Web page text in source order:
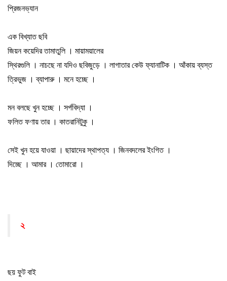
প্রিজনভ্যান
এক বিখ্যাত ছবি
জিয়ন কয়েদির তামাতুলি । মায়াময়ালের
স্থিরগুলি । নাচছে না যদিও ছবিজুড়ে । লাগাতার কেউ ফ্যানাটিক । আঁকায় ব্যস্ত
ত্রিভুজ ।ব্যাপারু । মনে হচ্ছে ।
মন বলছে খুন হচ্ছে । সর্পবিদ্যা ।
ফলিত ফণায় তার । কাতরানিটুকু ।
সেই খুন হয়ে যাওয়া । ছায়াদের স্থাপত্য । জিনবদলের ইংগিত ।
দিচ্ছে । আমার । তোমারো ।
২
ছয় ফুট বাই